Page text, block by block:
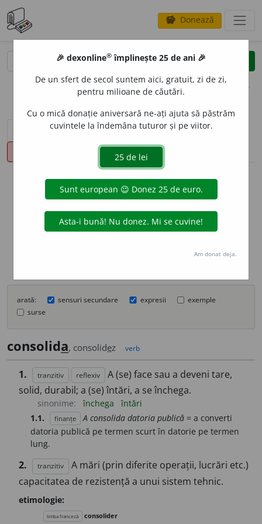
savings Donează
clear
opțiuni
sinteza definițiilor (1) definiții (19)
conjugări
info
Aceste definiții sunt compilate de
echipa dexonline. Definițiile
originale se află pe filadefiniții.
Puteți reordona filele pe pagina de
arată: sensuri secundare expresii
exemple
surse
consolida, consolidez verb
1. tranzitiv reflexiv
A (se) face sau a deveni tare,
solid, durabil; a (se) întări, a se închega.
sinonime: închega
întări
1.1.
finanțe A consolida datoria publică= a converti
datoria publică pe termen scurt în datorie pe termen
lung.
2. tranzitiv
A mări (prin diferite operații, lucrări etc.)
capacitatea de rezistență a unui sistem tehnic.
etimologie:
limba franceză consolider
🎉 dexonline® împlinește 25 de ani 🎉
De un sfert de secol suntem aici, gratuit, zi de zi,
pentru milioane de căutări.
Cu o mică donație aniversară ne-ați ajuta să păstrăm
cuvintele la îndemâna tuturor și pe viitor.
Am donat deja.